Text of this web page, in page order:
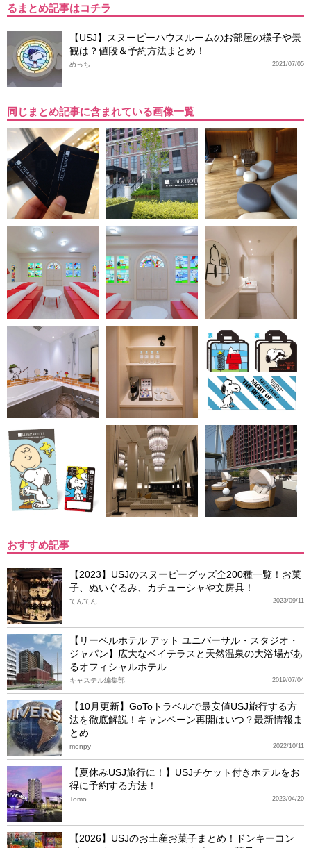
るまとめ記事はコチラ
【USJ】スヌーピーハウスルームのお部屋の様子や景
観は？値段＆予約方法まとめ！
2021/07/05
めっち
同じまとめ記事に含まれている画像一覧
おすすめ記事
【2023】USJのスヌーピーグッズ全200種一覧！お菓
子、ぬいぐるみ、カチューシャや文房具！
2023/09/11
てんてん
【リーベルホテル アット ユニバーサル・スタジオ・
ジャパン】広大なベイテラスと天然温泉の大浴場があ
るオフィシャルホテル
2019/07/04
キャステル編集部
【10月更新】GoToトラベルで最安値USJ旅行する方
法を徹底解説！キャンペーン再開はいつ？最新情報ま
とめ
2022/10/11
monpy
【夏休みUSJ旅行に！】USJチケット付きホテルをお
得に予約する方法！
2023/04/20
Tomo
【2026】USJのお土産お菓子まとめ！ドンキーコン